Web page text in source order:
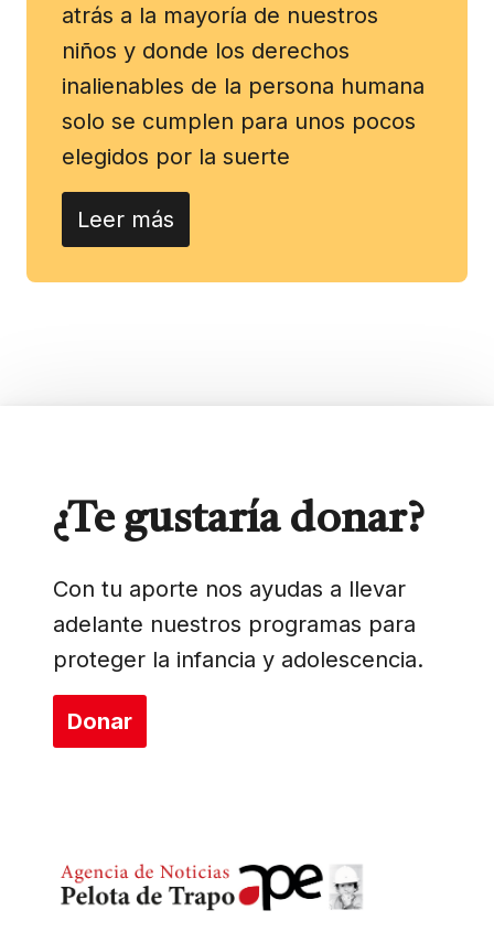
atrás a la mayoría de nuestros
niños y donde los derechos
inalienables de la persona humana
solo se cumplen para unos pocos
elegidos por la suerte
Leer más
¿Te gustaría donar?
Con tu aporte nos ayudas a llevar
adelante nuestros programas para
proteger la infancia y adolescencia.
Donar